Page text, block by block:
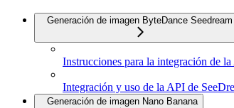
Generación de imagen ByteDance Seedream
Instrucciones para la integración de
Integración y uso de la API de
Generación de imagen Nano Banana